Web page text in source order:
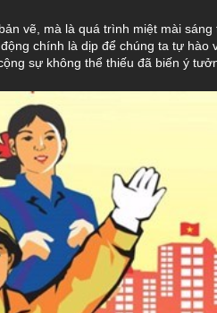
vẽ, mà là quá trình miệt mài
chính là dịp để chúng ta tự hào
sự không thể thiếu đã biến ý